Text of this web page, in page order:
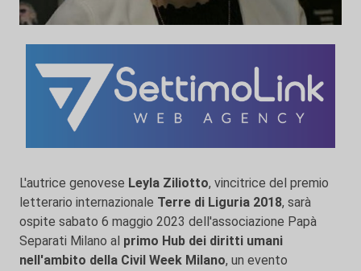
L'autrice genovese Leyla Ziliotto, vincitrice del premio
letterario internazionale Terre di Liguria 2018, sarà
ospite sabato 6 maggio 2023 dell'associazione Papà
Separati Milano al primo Hub dei diritti umani
nell'ambito della Civil Week Milano, un evento